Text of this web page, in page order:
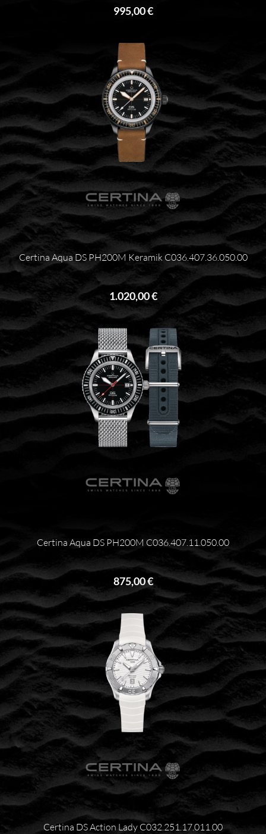
995,00 €
Certina Aqua DS PH200M Keramik C036.407.36.050.00
1.020,00 €
Certina Aqua DS PH200M C036.407.11.050.00
875,00 €
Certina DS Action Lady C032.251.17.011.00